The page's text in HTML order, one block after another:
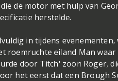
de motor met hulp van
herstelde.
in tijdens
roemruchte eiland Man waar
door Titch' zoon Roger,
het eerst dat een Brough